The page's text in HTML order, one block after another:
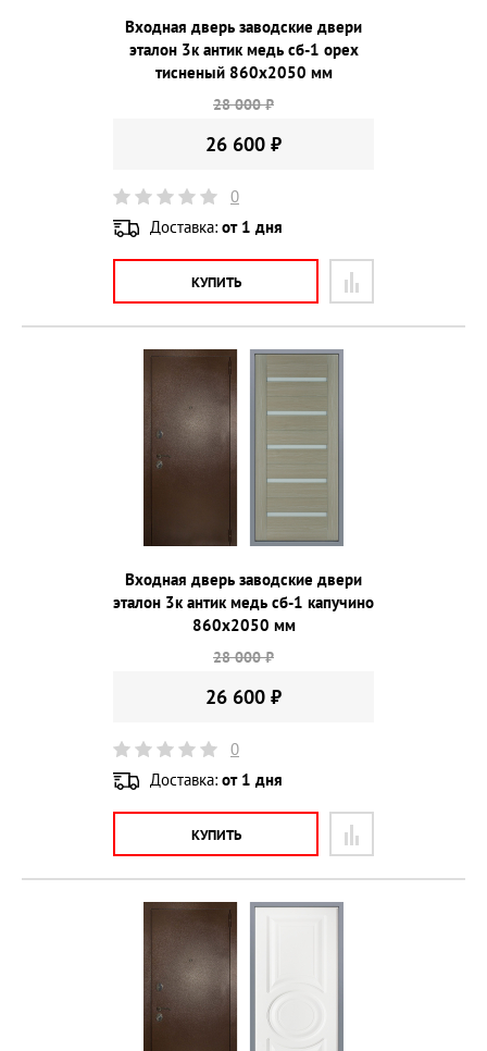
Входная дверь заводские двери
эталон 3к антик медь сб-1 орех
тисненый 860х2050 мм
28 000 ₽
26 600 ₽
0
Доставка: от 1 дня
КУПИТЬ
Входная дверь заводские двери
эталон 3к антик медь сб-1 капучино
860х2050 мм
28 000 ₽
26 600 ₽
0
Доставка: от 1 дня
КУПИТЬ